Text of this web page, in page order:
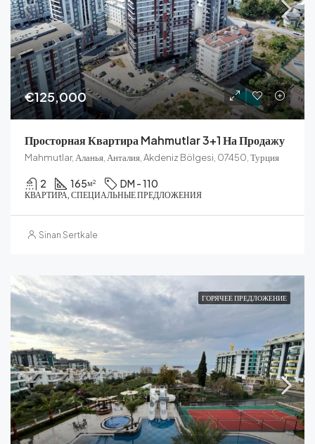
€125,000
Просторная Квартира Mahmutlar 3+1 На Продажу
Mahmutlar, Аланья, Анталия, Akdeniz Bölgesi, 07450, Турция
2 165м² DM - 110
КВАРТИРА, СПЕЦИАЛЬНЫЕ ПРЕДЛОЖЕНИЯ
Sinan Sertkale
ГОРЯЧЕЕ ПРЕДЛОЖЕНИЕ